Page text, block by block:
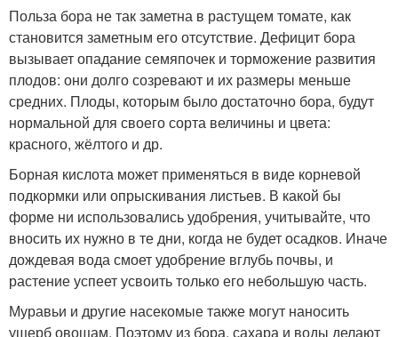
Польза бора не так заметна в растущем томате, как
становится заметным его отсутствие. Дефицит бора
вызывает опадание семяпочек и торможение развития
плодов: они долго созревают и их размеры меньше
средних. Плоды, которым было достаточно бора, будут
нормальной для своего сорта величины и цвета:
красного, жёлтого и др.
Борная кислота может применяться в виде корневой
подкормки или опрыскивания листьев. В какой бы
форме ни использовались удобрения, учитывайте, что
вносить их нужно в те дни, когда не будет осадков. Иначе
дождевая вода смоет удобрение вглубь почвы, и
растение успеет усвоить только его небольшую часть.
Муравьи и другие насекомые также могут наносить
ущерб овощам. Поэтому из бора, сахара и воды делают